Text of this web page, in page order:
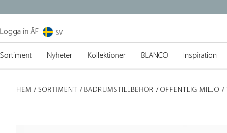
SV
Logga in ÅF
Sortiment Nyheter Kollektioner BLANCO Inspiration
HEM SORTIMENT BADRUMSTILLBEHÖR OFFENTLIG MILJÖ